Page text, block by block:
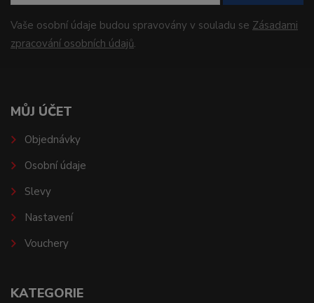
Vaše osobní údaje budou spravovány v souladu se Zásadami
zpracování osobních údajů.
MŮJ ÚČET
Objednávky
Osobní údaje
Slevy
Nastavení
Vouchery
KATEGORIE